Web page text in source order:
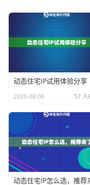
2. 追求广泛覆盖与高
化布局、多账号管理
应用，覆盖范围和IP
态住宅IP覆盖全球200
重IP资源池，确保了
案适合大型跨境电商
科技企业的风控数据
率的显著提升和风险的
3. 常规跨境运营与精
务，如电商店铺日常
果测试等，并不需要
动态住宅IP试用体验分享
2026-08-06 57 人